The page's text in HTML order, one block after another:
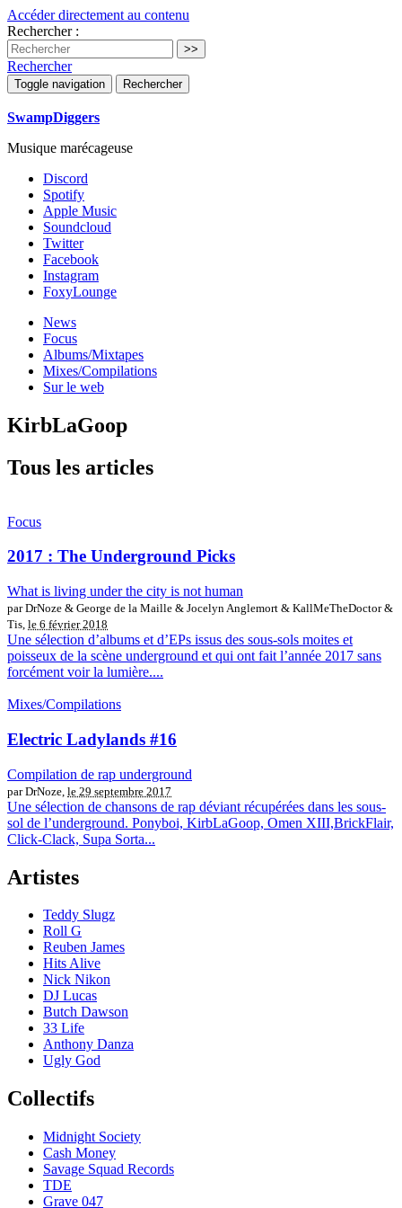
Accéder directement au contenu
Rechercher :
Rechercher
Toggle navigation Rechercher
SwampDiggers
Musique marécageuse
Discord
Spotify
Apple Music
Soundcloud
Twitter
Facebook
Instagram
FoxyLounge
News
Focus
Albums/Mixtapes
Mixes/Compilations
Sur le web
KirbLaGoop
Tous les articles
Focus
2017 : The Underground Picks
What is living under the city is not human
par DrNoze & George de la Maille & Jocelyn Anglemort & KallMeTheDoctor &
Tis, le 6 février 2018
Une sélection d’albums et d’EPs issus des sous-sols moites et
poisseux de la scène underground et qui ont fait l’année 2017 sans
forcément voir la lumière....
Mixes/Compilations
Electric Ladylands #16
Compilation de rap underground
par DrNoze, le 29 septembre 2017
Une sélection de chansons de rap déviant récupérées dans les sous-
sol de l’underground. Ponyboi, KirbLaGoop, Omen XIII,BrickFlair,
Click-Clack, Supa Sorta...
Artistes
Teddy Slugz
Roll G
Reuben James
Hits Alive
Nick Nikon
DJ Lucas
Butch Dawson
33 Life
Anthony Danza
Ugly God
Collectifs
Midnight Society
Cash Money
Savage Squad Records
TDE
Grave 047